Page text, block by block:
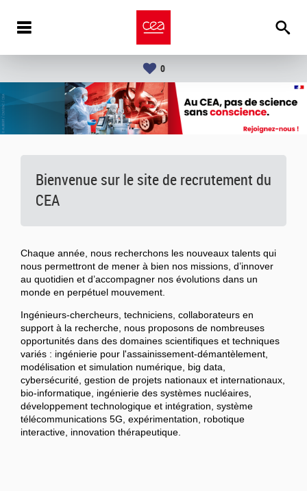
0
Bienvenue sur le site de recrutement du
CEA
Chaque année, nous recherchons les nouveaux talents qui
nous permettront de mener à bien nos missions, d’innover
au quotidien et d’accompagner nos évolutions dans un
monde en perpétuel mouvement.
Ingénieurs-chercheurs, techniciens, collaborateurs en
support à la recherche, nous proposons de nombreuses
opportunités dans des domaines scientifiques et techniques
variés : ingénierie pour l'assainissement-démantèlement,
modélisation et simulation numérique, big data,
cybersécurité, gestion de projets nationaux et internationaux,
bio-informatique, ingénierie des systèmes nucléaires,
développement technologique et intégration, système
télécommunications 5G, expérimentation, robotique
interactive, innovation thérapeutique.